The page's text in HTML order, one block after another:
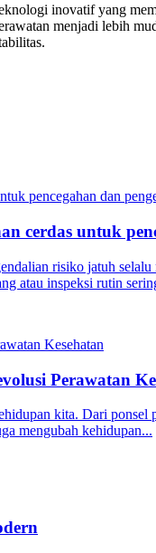
inovatif yang
menjadi lebih
cerdas untuk
risiko jatuh
atau inspeksi rutin
Perawatan
kita. Dari
mengubah kehidupan...